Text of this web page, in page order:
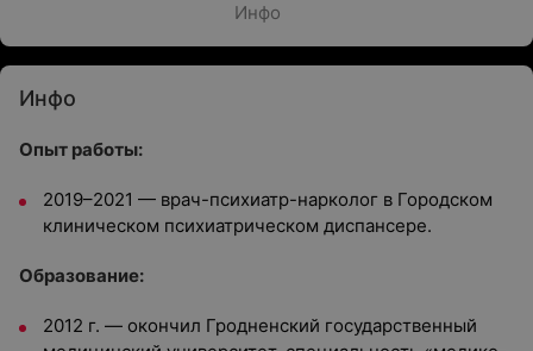
Инфо
Инфо
Опыт работы:
2019–2021 — врач-психиатр-нарколог в Городском
клиническом психиатрическом диспансере.
Образование:
2012 г. — окончил Гродненский государственный